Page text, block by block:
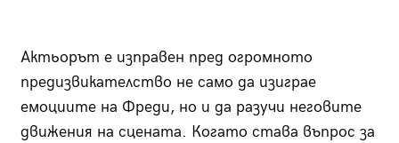
Актьорът е изправен пред огромното
предизвикателство не само да изиграе
емоциите на Фреди, но и да разучи неговите
движения на сцената. Когато става въпрос за